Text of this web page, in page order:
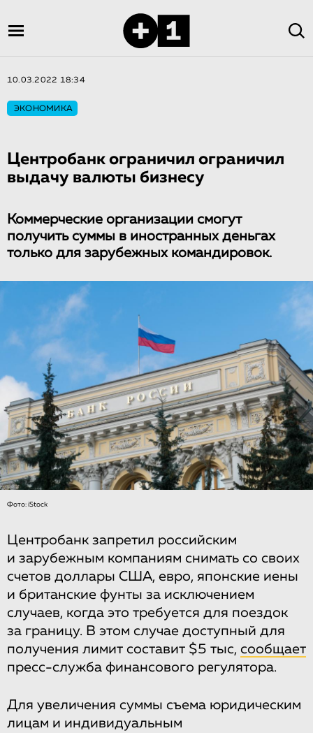
10.03.2022 18:34
ЭКОНОМИКА
Центробанк ограничил ограничил
выдачу валюты бизнесу
Коммерческие организации смогут
получить суммы в иностранных деньгах
только для зарубежных командировок.
Фото: iStock
Центробанк запретил российским
и зарубежным компаниям снимать со своих
счетов доллары США, евро, японские иены
и британские фунты за исключением
случаев, когда это требуется для поездок
за границу. В этом случае доступный для
получения лимит составит $5 тыс, сообщает
пресс-служба финансового регулятора.
Для увеличения суммы съема юридическим
лицам и индивидуальным